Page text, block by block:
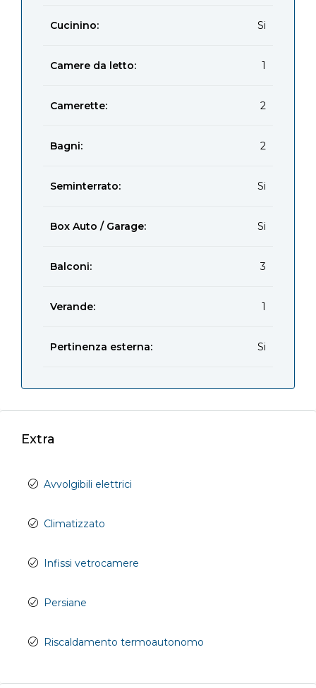
Cucinino: Si
Camere da letto: 1
Camerette: 2
Bagni: 2
Seminterrato: Si
Box Auto / Garage: Si
Balconi: 3
Verande: 1
Pertinenza esterna: Si
Extra
Avvolgibili elettrici
Climatizzato
Infissi vetrocamere
Persiane
Riscaldamento termoautonomo